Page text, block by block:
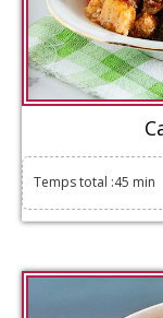
Temps total :45 min